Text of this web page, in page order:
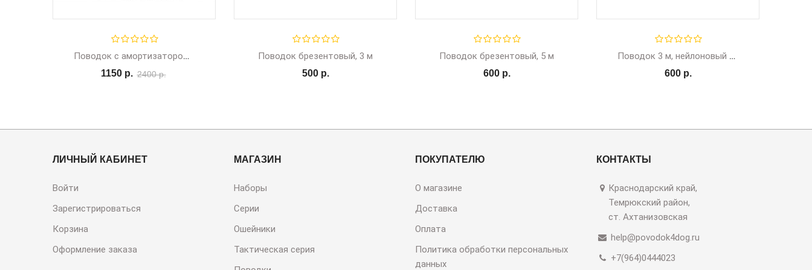
Поводок с амортизатором и фиксатором для машины, 1,2-1,8м
1150 р. 2400 р.
Поводок брезентовый, 3 м
500 р.
Поводок брезентовый, 5 м
600 р.
Поводок 3 м, нейлоновый прорезиненный
600 р.
ЛИЧНЫЙ КАБИНЕТ
Войти
Зарегистрироваться
Корзина
Оформление заказа
МАГАЗИН
Наборы
Серии
Ошейники
Тактическая серия
ПОКУПАТЕЛЮ
О магазине
Доставка
Оплата
Политика обработки персональных
данных
КОНТАКТЫ
Краснодарский край,
Темрюкский район,
ст. Ахтанизовская
help@povodok4dog.ru
+7(964)0444023